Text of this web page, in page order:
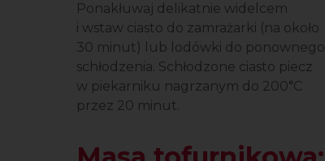
Ponakłuwaj delikatnie widelcem
i wstaw ciasto do zamrażarki (na około
30 minut) lub lodówki do ponownego
schłodzenia. Schłodzone ciasto piecz
w piekarniku nagrzanym do 200°C
przez 20 minut.